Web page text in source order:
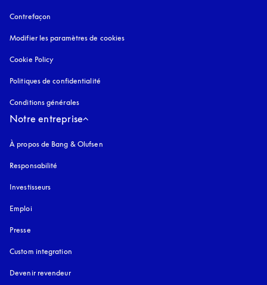
Contrefaçon
Modifier les paramètres de cookies
Cookie Policy
Politiques de confidentialité
Conditions générales
Notre entreprise
À propos de Bang & Olufsen
Responsabilité
Investisseurs
Emploi
Presse
Custom integration
Devenir revendeur